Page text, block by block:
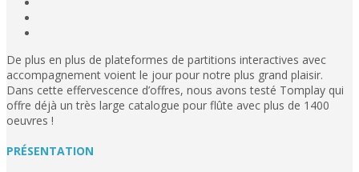
De plus en plus de plateformes de partitions interactives avec
accompagnement voient le jour pour notre plus grand plaisir.
Dans cette effervescence d’offres, nous avons testé Tomplay qui
offre déjà un très large catalogue pour flûte avec plus de 1400
oeuvres !
PRÉSENTATION